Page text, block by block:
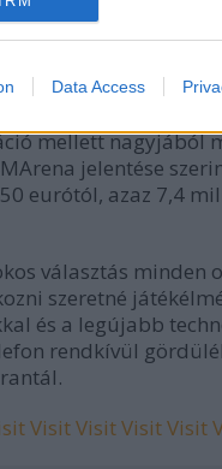
Data Access
alatt, giroszkóp és
VC bionikus
mellett nagyjából
jelentése
eurótól, azaz 7,4
választás minden
szeretné
és a legújabb
rendkívül
VisitVisitVisitVisit